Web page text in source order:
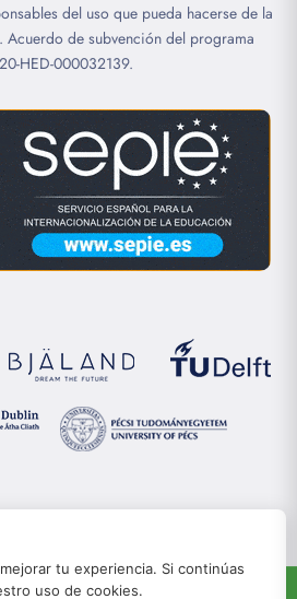
del uso que pueda hacerse de la
de subvención del programa
HED-000032139.
tu experiencia. Si continúas
uso de cookies.